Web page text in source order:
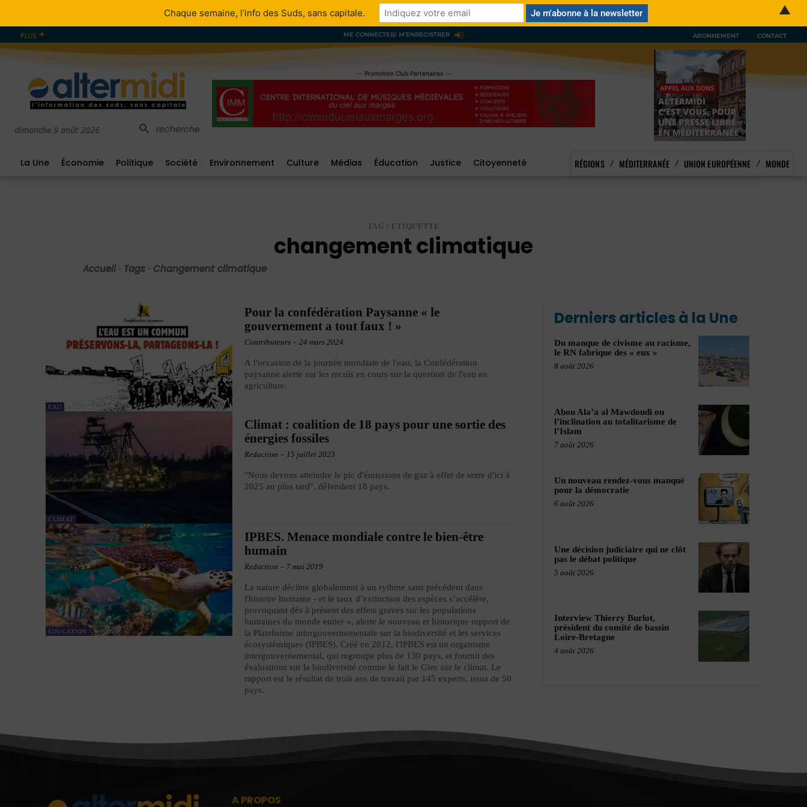
PLUS ME CONNECTER/ M'ENREGISTRER ABONNEMENT CONTACT
dimanche 9 août 2026 recherche
-- Promotion Club Partenaires --
La Une Économie Politique Société Environnement Culture Médias Éducation Justice Citoyenneté RÉGIONS MÉDITERRANÉE UNION EUROPÉENNE MONDE
TAG / ETIQUETTE
changement climatique
Accueil Tags Changement climatique
EAU
Pour la confédération Paysanne « le
gouvernement a tout faux ! »
Contributeurs - 24 mars 2024
A l'occasion de la journée mondiale de l'eau, la Confédération
paysanne alerte sur les reculs en cours sur la question de l'eau en
agriculture.
CLIMAT
Climat : coalition de 18 pays pour une sortie des
énergies fossiles
Redaction - 15 juillet 2023
"Nous devons atteindre le pic d'émissions de gaz à effet de serre d'ici à
2025 au plus tard", défendent 18 pays.
ÉDUCATION
IPBES. Menace mondiale contre le bien-être
humain
Redaction - 7 mai 2019
La nature décline globalement à un rythme sans précédent dans
l'histoire humaine - et le taux d’extinction des espèces s’accélère,
provoquant dès à présent des effets graves sur les populations
humaines du monde entier », alerte le nouveau et historique rapport de
la Plateforme intergouvernementale sur la biodiversité et les services
écosystémiques (IPBES). Créé en 2012, l'IPBES est un organisme
intergouvernemental, qui regroupe plus de 130 pays, et fournit des
évaluations sur la biodiversité comme le fait le Giec sur le climat. Le
rapport est le résultat de trois ans de travail par 145 experts, issus de 50
pays.
Derniers articles à la Une
Du manque de civisme au racisme,
le RN fabrique des « eux »
8 août 2026
Abou Ala’a al Mawdoudi ou
l’inclination au totalitarisme de
l’Islam
7 août 2026
Un nouveau rendez-vous manqué
pour la démocratie
6 août 2026
Une décision judiciaire qui ne clôt
pas le débat politique
5 août 2026
Interview Thierry Burlot,
président du comité de bassin
Loire-Bretagne
4 août 2026
A PROPOS
Chaque semaine, l’info des Suds, sans capitale. ▲